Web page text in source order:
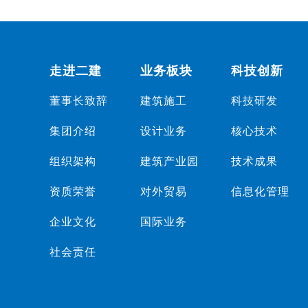
走进二建
董事长致辞
集团介绍
组织架构
资质荣誉
企业文化
社会责任
业务板块
建筑施工
设计业务
建筑产业园
对外贸易
国际业务
科技创新
科技研发
核心技术
技术成果
信息化管理